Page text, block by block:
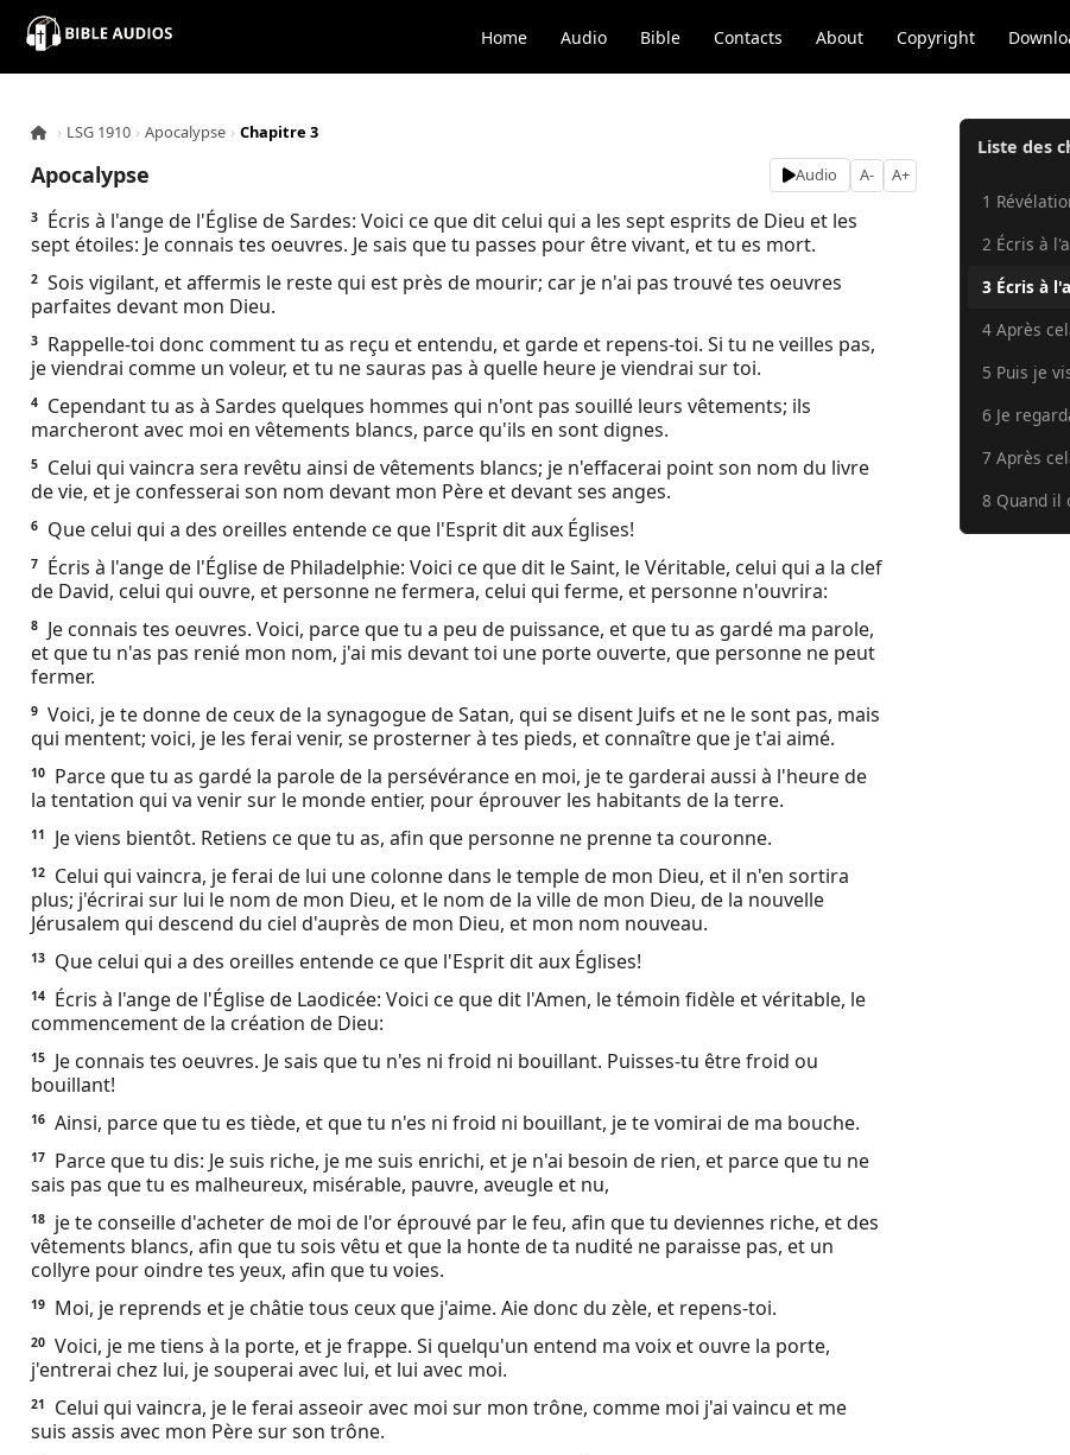
Home Audio Bible Contacts About Copyright
×
Audio
Bible
Contacts
About
Copyright
Download
L.O.A
Ebook
› LSG 1910 › Apocalypse › Chapitre 3
Apocalypse Audio A- A+
3
Écris à l'ange de l'Église de Sardes: Voici ce que dit celui qui a les sept esprits de Dieu et les
sept étoiles: Je connais tes oeuvres. Je sais que tu passes pour être vivant, et tu es mort.
2 Sois vigilant, et affermis le reste qui est près de mourir; car je n'ai pas trouvé tes oeuvres
parfaites devant mon Dieu.
3
Rappelle-toi donc comment tu as reçu et entendu, et garde et repens-toi. Si tu ne veilles pas,
je viendrai comme un voleur, et tu ne sauras pas à quelle heure je viendrai sur toi.
4
Cependant tu as à Sardes quelques hommes qui n'ont pas souillé leurs vêtements; ils
marcheront avec moi en vêtements blancs, parce qu'ils en sont dignes.
5
Celui qui vaincra sera revêtu ainsi de vêtements blancs; je n'effacerai point son nom du livre
de vie, et je confesserai son nom devant mon Père et devant ses anges.
6 Que celui qui a des oreilles entende ce que l'Esprit dit aux Églises!
7
Écris à l'ange de l'Église de Philadelphie: Voici ce que dit le Saint, le Véritable, celui qui a la clef
de David, celui qui ouvre, et personne ne fermera, celui qui ferme, et personne n'ouvrira:
8
Je connais tes oeuvres. Voici, parce que tu a peu de puissance, et que tu as gardé ma parole,
et que tu n'as pas renié mon nom, j'ai mis devant toi une porte ouverte, que personne ne peut
fermer.
9 Voici, je te donne de ceux de la synagogue de Satan, qui se disent Juifs et ne le sont pas, mais
qui mentent; voici, je les ferai venir, se prosterner à tes pieds, et connaître que je t'ai aimé.
10
Parce que tu as gardé la parole de la persévérance en moi, je te garderai aussi à l'heure de
la tentation qui va venir sur le monde entier, pour éprouver les habitants de la terre.
11 Je viens bientôt. Retiens ce que tu as, afin que personne ne prenne ta couronne.
12
Celui qui vaincra, je ferai de lui une colonne dans le temple de mon Dieu, et il n'en sortira
plus; j'écrirai sur lui le nom de mon Dieu, et le nom de la ville de mon Dieu, de la nouvelle
Jérusalem qui descend du ciel d'auprès de mon Dieu, et mon nom nouveau.
13 Que celui qui a des oreilles entende ce que l'Esprit dit aux Églises!
14
Écris à l'ange de l'Église de Laodicée: Voici ce que dit l'Amen, le témoin fidèle et véritable, le
commencement de la création de Dieu:
15
Je connais tes oeuvres. Je sais que tu n'es ni froid ni bouillant. Puisses-tu être froid ou
bouillant!
16 Ainsi, parce que tu es tiède, et que tu n'es ni froid ni bouillant, je te vomirai de ma bouche.
17
Parce que tu dis: Je suis riche, je me suis enrichi, et je n'ai besoin de rien, et parce que tu ne
sais pas que tu es malheureux, misérable, pauvre, aveugle et nu,
18
je te conseille d'acheter de moi de l'or éprouvé par le feu, afin que tu deviennes riche, et des
vêtements blancs, afin que tu sois vêtu et que la honte de ta nudité ne paraisse pas, et un
collyre pour oindre tes yeux, afin que tu voies.
19 Moi, je reprends et je châtie tous ceux que j'aime. Aie donc du zèle, et repens-toi.
20 Voici, je me tiens à la porte, et je frappe. Si quelqu'un entend ma voix et ouvre la porte,
j'entrerai chez lui, je souperai avec lui, et lui avec moi.
21
Celui qui vaincra, je le ferai asseoir avec moi sur mon trône, comme moi j'ai vaincu et me
suis assis avec mon Père sur son trône.
Liste des
1
2 Écris à
3 Écris à
4 Après
5 Puis je
6 Je
7 Après
8 Quand il